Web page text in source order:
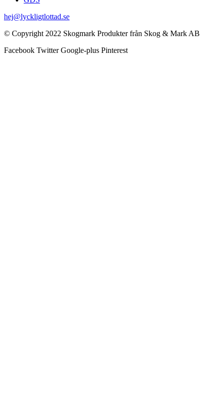
hej@lyckligtlottad.se
© Copyright 2022 Skogmark Produkter från Skog & Mark AB
Facebook Twitter Google-plus Pinterest